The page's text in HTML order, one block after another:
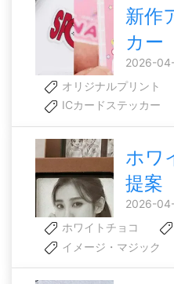
新作
カー
2026-
オリジナルプリント
ICカードステッカー
ホワ
提案
2026-
ホワイトチョコ
イメージ・マジック